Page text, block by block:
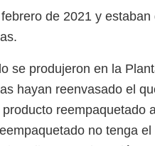
de 2021 y estaban
se produjeron en la
hayan reenvasado el
reempaquetado
no tenga